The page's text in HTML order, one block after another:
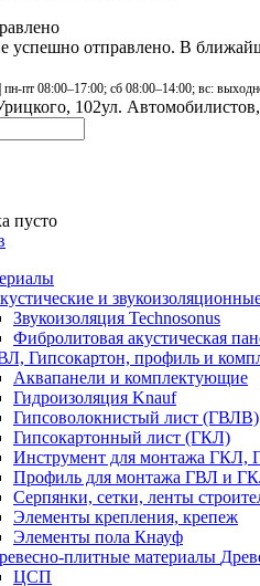
успешно отправлено. В
| пн-пт 08:00–17:00; сб 08:00–14:00; вс:
102ул.
пусто
Звукоизоляция Technosonus
Фибролитовая акустическая
Аквапанели и комплектующие
Гидроизоляция Knauf
Гипсоволокнистый лист (ГВЛВ)
Гипсокартонный лист (ГКЛ)
Инструмент для монтажа ГКЛ,
Профиль для монтажа ГВЛ и
Серпянки, сетки, ленты
Элементы крепления, крепеж
Элементы пола Кнауф
ЦСП